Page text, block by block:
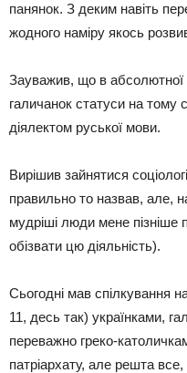
панянок. З деким навіть
жодного наміру якось
Зауважив, що в абсолютної
галичанок статуси на тому
діялектом руської мови.
Вирішив зайнятися
правильно то назвав, але,
мудріші люди мене
обізвати цю діяльність).
Сьогодні мав спілкування
11, десь так) українками,
переважно греко-
патріархату, але решта